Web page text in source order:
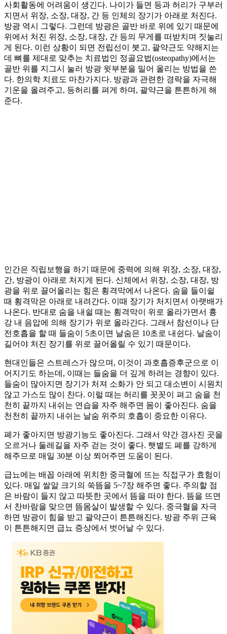
사회활동에 어려움이 생긴다. 나이가 들면 등과 허리가 구부러
지면서 위장, 소장, 대장, 간 등 인체의 장기가 아래로 처진다.
방광 역시 그렇다. 그런데 방광은 골반 바로 위에 있기 때문에
위에서 처진 위장, 소장, 대장, 간 등의 무게를 떠받치며 짓눌리
게 된다. 이런 상황이 되면 전립선이 붓고, 괄약근도 약해지는
데 뼈를 제대로 맞추는 치료법인 정골요법(osteopathy)에서는
골반 위를 지그시 눌러 방광 윗부분을 밀어 올리는 방법을 쓴
다. 한의학 치료도 마찬가지다. 방광과 관련한 경락을 자극해
기운을 올려주고, 등허리를 펴게 하며, 괄약근을 튼튼하게 해
준다.
인간은 직립보행을 하기 때문에 중력에 의해 위장, 소장, 대장,
간, 방광이 아래로 처지게 된다. 신체에서 위장, 소장, 대장, 방
광을 위로 끌어올리는 힘은 횡격막에서 나온다. 숨을 들이쉴
때 횡격막은 아래로 내려간다. 이때 장기가 처지면서 아랫배가
나온다. 반대로 숨을 내쉴 때는 횡격막이 위로 올라가면서 흉
강 내 음압에 의해 장기가 위로 올라간다. 그래서 참선이나 단
전호흡을 할 때 들숨이 5초이면 날숨은 10초로 내쉰다. 날숨이
길어야 처진 장기를 위로 끌어올릴 수 있기 때문이다.
현대인들은 스트레스가 많으며, 이것이 과호흡증후군으로 이
어지기도 하는데, 이때는 들숨을 더 깊게 하려는 경향이 있다.
들숨이 많아지면 장기가 처져 소화가 안 되고 대소변이 시원치
않고 가스도 많이 찬다. 이럴 때는 허리를 꼿꼿이 펴고 숨을 천
천히 끝까지 내쉬는 연습을 자주 해주면 몸이 좋아진다. 숨을
천천히 끝까지 내쉬는 날숨 위주의 호흡이 중요한 이유다.
폐가 좋아지면 방광기능도 좋아진다. 그래서 약간 경사진 곳을
오르거나 둘레길을 자주 걷는 것이 좋다. 햇볕도 폐를 강하게
해주므로 매일 30분 이상 쬐어주면 도움이 된다.
급뇨에는 배꼽 아래에 위치한 중극혈에 뜨는 직접구가 효험이
있다. 매일 쌀알 크기의 쑥뜸을 5~7장 해주면 좋다. 주의할 점
은 바람이 들지 않고 따뜻한 곳에서 뜸을 떠야 한다. 뜸을 뜨면
서 찬바람을 맞으면 뜸몸살이 발생할 수 있다. 중극혈을 자극
하면 방광이 힘을 받고 괄약근이 튼튼해진다. 방광 주위 근육
이 튼튼해지면 급뇨 증상에서 벗어날 수 있다.